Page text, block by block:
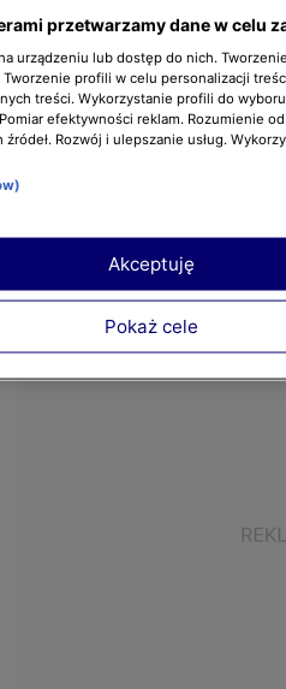
mamie, że ogolił się
Więcej
YouTubie Blowek
filmiki, zdarza mu
Tym razem na
której
ogolił się na łyso jak
mamy Blowka na
kanale.
przetwarzamy dane w celu
urządzeniu lub dostęp do nich.
profili w celu personalizacji
treści. Wykorzystanie profili do
efektywności reklam. Rozumienie
Rozwój i ulepszanie usług.
Pokaż cele
Akceptuję